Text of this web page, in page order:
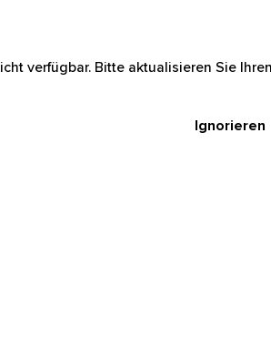
nicht verfügbar. Bitte aktualisieren
Ignorieren